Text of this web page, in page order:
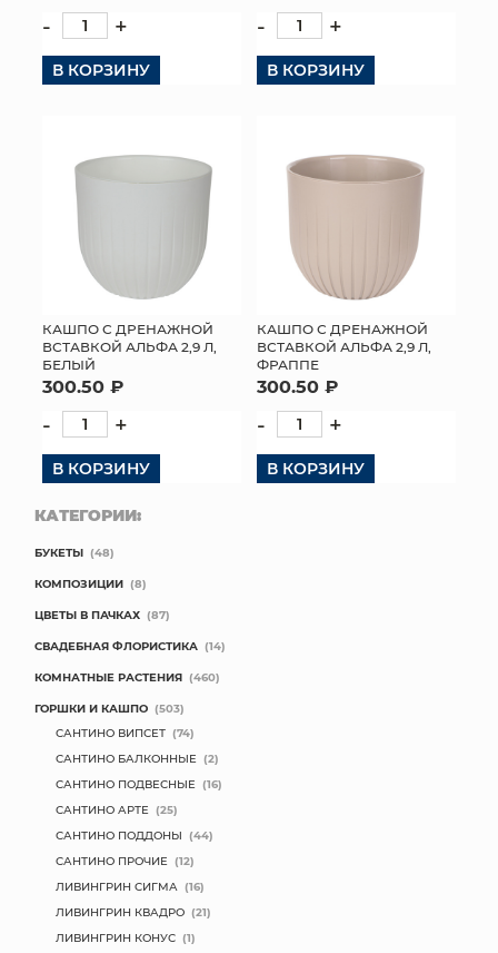
- +
В КОРЗИНУ
- +
В КОРЗИНУ
КАШПО С ДРЕНАЖНОЙ
ВСТАВКОЙ АЛЬФА 2,9 Л,
БЕЛЫЙ
300.50 ₽
- +
В КОРЗИНУ
КАШПО С ДРЕНАЖНОЙ
ВСТАВКОЙ АЛЬФА 2,9 Л,
ФРАППЕ
300.50 ₽
- +
В КОРЗИНУ
КАТЕГОРИИ:
БУКЕТЫ (48)
КОМПОЗИЦИИ (8)
ЦВЕТЫ В ПАЧКАХ (87)
СВАДЕБНАЯ ФЛОРИСТИКА (14)
КОМНАТНЫЕ РАСТЕНИЯ (460)
ГОРШКИ И КАШПО (503)
САНТИНО ВИПСЕТ (74)
САНТИНО БАЛКОННЫЕ (2)
САНТИНО ПОДВЕСНЫЕ (16)
САНТИНО АРТЕ (25)
САНТИНО ПОДДОНЫ (44)
САНТИНО ПРОЧИЕ (12)
ЛИВИНГРИН СИГМА (16)
ЛИВИНГРИН КВАДРО (21)
ЛИВИНГРИН КОНУС (1)